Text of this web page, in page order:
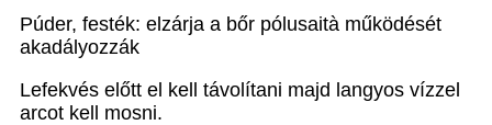
Púder, festék: elzárja a bőr pólusaità működését
akadályozzák
Lefekvés előtt el kell távolítani majd langyos vízzel
arcot kell mosni.